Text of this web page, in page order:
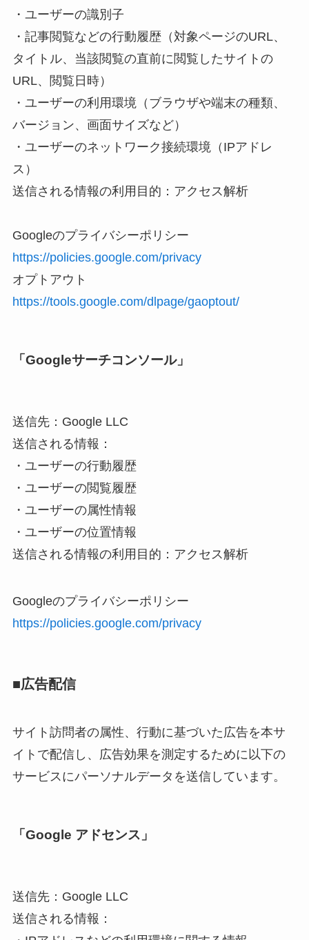
・ユーザーの識別子
・記事閲覧などの行動履歴（対象ページのURL、
タイトル、当該閲覧の直前に閲覧したサイトの
URL、閲覧日時）
・ユーザーの利用環境（ブラウザや端末の種類、
バージョン、画面サイズなど）
・ユーザーのネットワーク接続環境（IPアドレ
ス）
送信される情報の利用目的：アクセス解析
Googleのプライバシーポリシー
https://policies.google.com/privacy
オプトアウト
https://tools.google.com/dlpage/gaoptout/
「Googleサーチコンソール」
送信先：Google LLC
送信される情報：
・ユーザーの行動履歴
・ユーザーの閲覧履歴
・ユーザーの属性情報
・ユーザーの位置情報
送信される情報の利用目的：アクセス解析
Googleのプライバシーポリシー
https://policies.google.com/privacy
■広告配信
サイト訪問者の属性、行動に基づいた広告を本サ
イトで配信し、広告効果を測定するために以下の
サービスにパーソナルデータを送信しています。
「Google アドセンス」
送信先：Google LLC
送信される情報：